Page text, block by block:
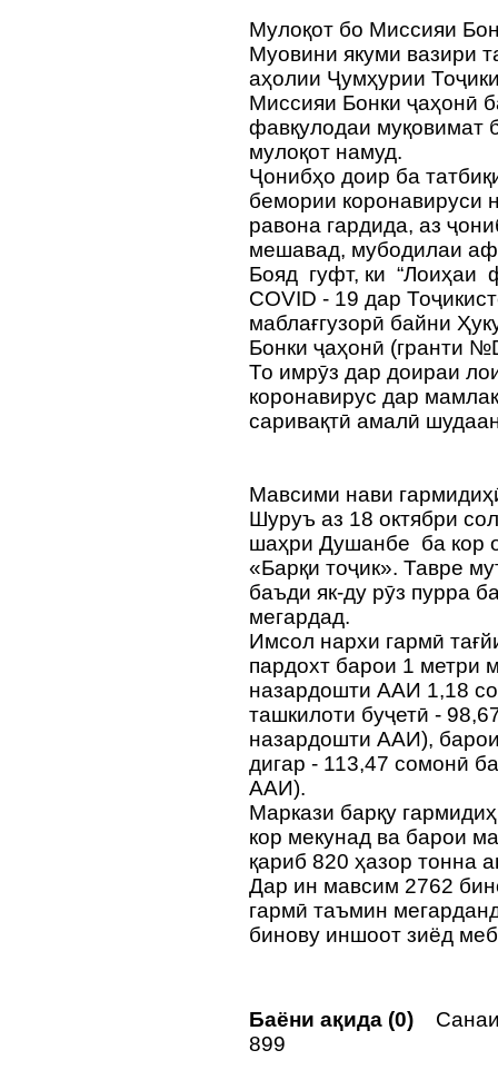
Мулоқот бо Миссияи
Муовини якуми вазири
аҳолии Ҷумҳурии
Миссияи Бонки ҷаҳонӣ
фавқулодаи муқовимат
мулоқот намуд.
Ҷонибҳо доир ба
бемории коронавируси
равона гардида, аз
мешавад, мубодилаи
Бояд гуфт, ки “Лоиҳаи
COVID - 19 дар
маблағгузорӣ байни
Бонки ҷаҳонӣ (гранти
То имрӯз дар доираи
коронавирус дар
саривақтӣ амалӣ
Мавсими нави
Шуруъ аз 18 октябри
шаҳри Душанбе ба кор
«Барқи тоҷик». Тавре
баъди як-ду рӯз пурра
мегардад.
Имсол нархи гармӣ
пардохт барои 1 метри
назардошти ААИ 1,18
ташкилоти буҷетӣ -
назардошти ААИ),
дигар - 113,47 сомонӣ
ААИ).
Маркази барқу
кор мекунад ва барои
қариб 820 ҳазор тонна
Дар ин мавсим 2762
гармӣ таъмин
бинову иншоот зиёд
Баёни ақида (0)
899